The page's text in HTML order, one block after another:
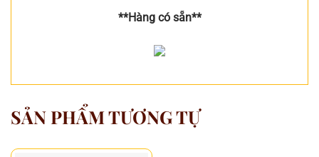
**Hàng có sẵn**
SẢN PHẨM TƯƠNG TỰ